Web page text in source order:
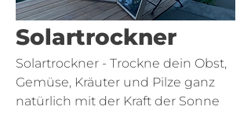
Solartrockner
Solartrockner - Trockne dein Obst,
Gemüse, Kräuter und Pilze ganz
natürlich mit der Kraft der Sonne